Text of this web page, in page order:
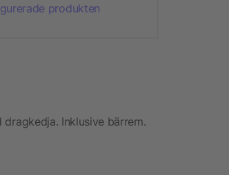
produkten
Inklusive bärrem.